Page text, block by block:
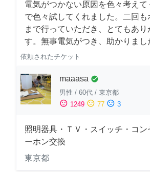
電気がつかない原因を色々考えて
で色々試してくれました。二回も
まで行っていただき、とてもあ
す。無事電気がつき、助かりまし
依頼されたチケット
maaasa check_circle
男性 / 60代 / 東京都
sentiment_satisfied 1249 sentiment_neutral 77 sentiment_dissatisfied 3
照明器具・ＴＶ・スイッチ・コン
ーホン交換
東京都